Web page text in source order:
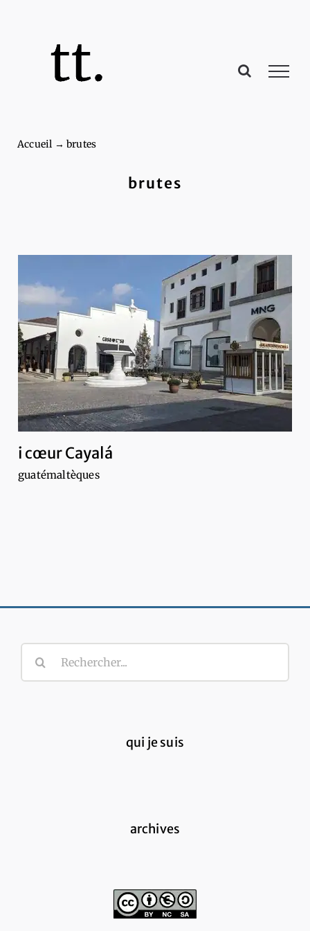
Accueil → brutes
brutes
i cœur Cayalá
guatémaltèques
Rechercher:
qui je suis
archives